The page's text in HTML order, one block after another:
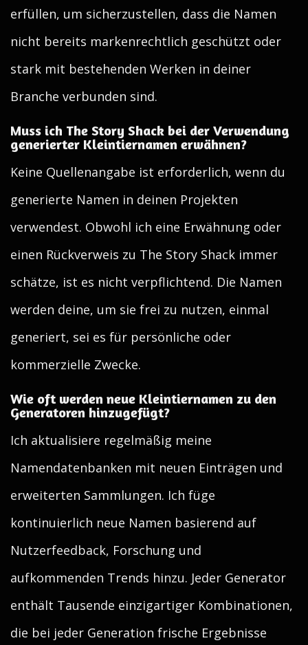
erfüllen, um sicherzustellen, dass die Namen
nicht bereits markenrechtlich geschützt oder
stark mit bestehenden Werken in deiner
Branche verbunden sind.
Muss ich The Story Shack bei der Verwendung
generierter Kleintiernamen erwähnen?
Keine Quellenangabe ist erforderlich, wenn du
generierte Namen in deinen Projekten
verwendest. Obwohl ich eine Erwähnung oder
einen Rückverweis zu The Story Shack immer
schätze, ist es nicht verpflichtend. Die Namen
werden deine, um sie frei zu nutzen, einmal
generiert, sei es für persönliche oder
kommerzielle Zwecke.
Wie oft werden neue Kleintiernamen zu den
Generatoren hinzugefügt?
Ich aktualisiere regelmäßig meine
Namendatenbanken mit neuen Einträgen und
erweiterten Sammlungen. Ich füge
kontinuierlich neue Namen basierend auf
Nutzerfeedback, Forschung und
aufkommenden Trends hinzu. Jeder Generator
enthält Tausende einzigartiger Kombinationen,
die bei jeder Generation frische Ergebnisse